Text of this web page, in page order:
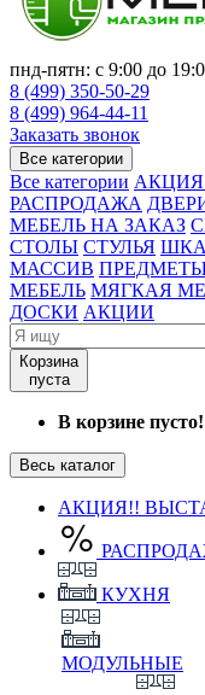
пнд-пятн: с 9:00 до
8 (499) 350-50-29
8 (499) 964-44-11
Заказать звонок
Все категории
Все категории
РАСПРОДАЖА
МЕБЕЛЬ НА ЗАКАЗ
СТОЛЫ СТУЛЬЯ
МАССИВ
МЕБЕЛЬ МЯГКАЯ
ДОСКИ АКЦИИ
Корзина
пуста
В корзине пусто!
Весь каталог
АКЦИЯ!!
КУХНЯ
МОДУЛЬНЫЕ